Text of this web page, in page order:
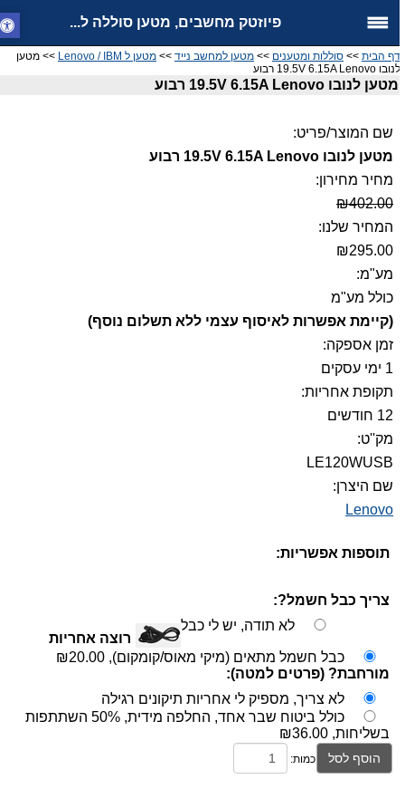
פיוזטק מחשבים, מטען סוללה ל...
דף הבית>>סוללות ומטענים>>מטען למחשב נייד>>מטען ל Lenovo / IBM
>> מטען
לנובו 19.5V 6.15A Lenovo רבוע
מטען לנובו 19.5V 6.15A Lenovo רבוע
שם המוצר/פריט:
מטען לנובו 19.5V 6.15A Lenovo רבוע
מחיר מחירון:
₪402.00
המחיר שלנו:
₪295.00
מע"מ:
כולל מע"מ
(קיימת אפשרות לאיסוף עצמי ללא תשלום נוסף)
זמן אספקה:
1 ימי עסקים
תקופת אחריות:
12 חודשים
מק''ט:
LE120WUSB
שם היצרן:
Lenovo
תוספות אפשריות:
צריך כבל חשמל?:
לא תודה, יש לי כבל
כבל חשמל מתאים (מיקי מאוס/קומקום),₪20.00
רוצה אחריות
מורחבת? (פרטים למטה):
לא צריך, מספיק לי אחריות תיקונים רגילה
כולל ביטוח שבר אחד, החלפה מידית, 50% השתתפות
בשליחות,₪36.00
הוסף לסל כמות: